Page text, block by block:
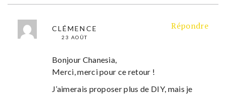
CLÉMENCE
23 AOÛT
Répondre
Bonjour Chanesia,
Merci, merci pour ce retour !
J’aimerais proposer plus de DIY, mais je